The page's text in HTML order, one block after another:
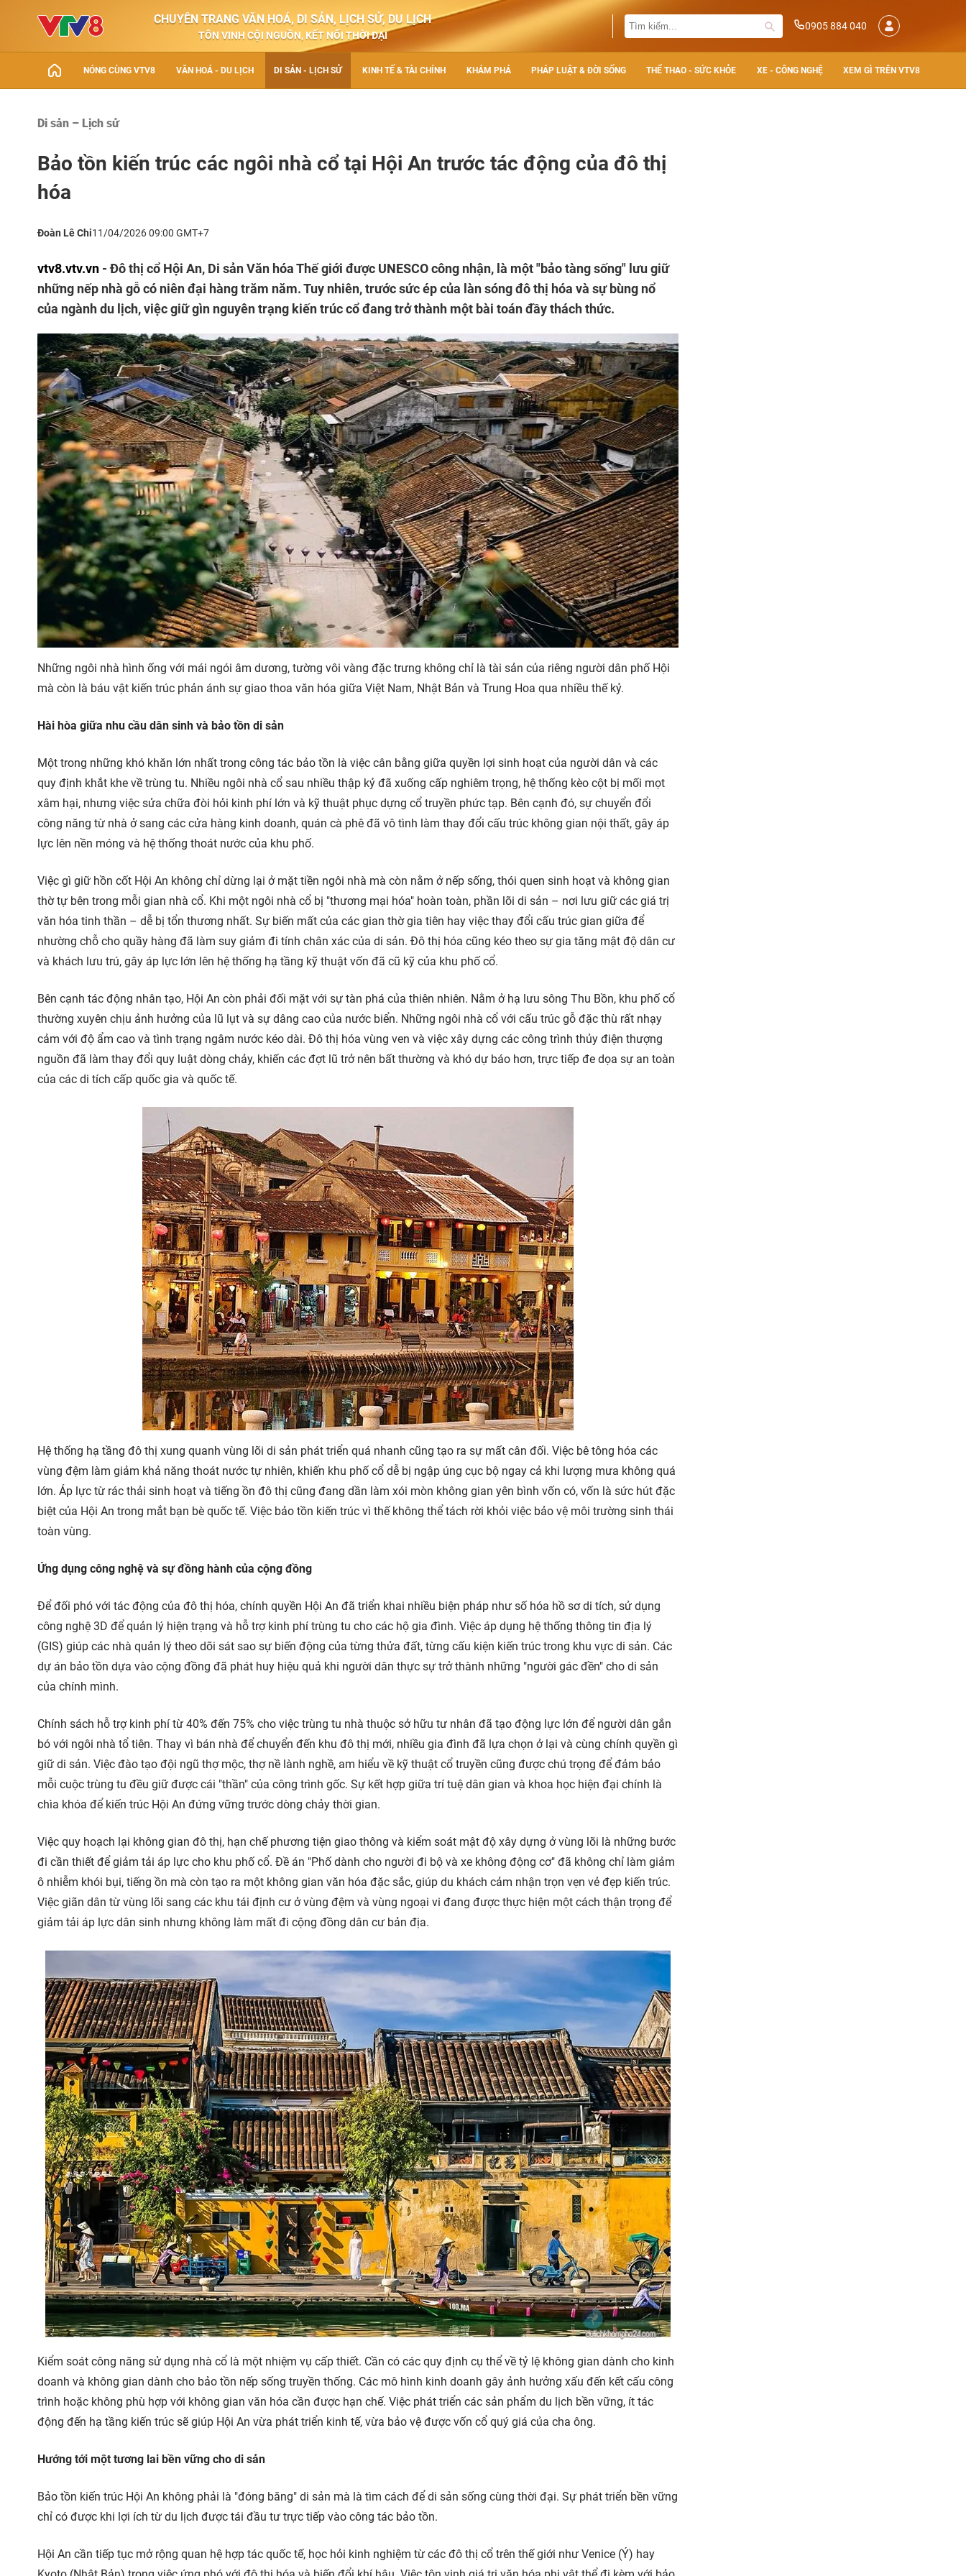
CHUYÊN TRANG VĂN HOÁ, DI SẢN, LỊCH SỬ, DU LỊCH
TÔN VINH CỘI NGUỒN, KẾT NỐI THỜI ĐẠI
0905 884 040
NÓNG CÙNG VTV8 VĂN HOÁ - DU LỊCH DI SẢN - LỊCH SỬ KINH TẾ & TÀI CHÍNH KHÁM PHÁ PHÁP LUẬT & ĐỜI SỐNG THỂ THAO - SỨC KHỎE XE - CÔNG NGHỆ XEM GÌ TRÊN VTV8
Di sản – Lịch sử
Bảo tồn kiến trúc các ngôi nhà cổ tại Hội An trước tác động của đô thị
hóa
Đoàn Lê Chi11/04/2026 09:00 GMT+7
vtv8.vtv.vn - Đô thị cổ Hội An, Di sản Văn hóa Thế giới được UNESCO công nhận, là một "bảo tàng sống" lưu giữ
những nếp nhà gỗ có niên đại hàng trăm năm. Tuy nhiên, trước sức ép của làn sóng đô thị hóa và sự bùng nổ
của ngành du lịch, việc giữ gìn nguyên trạng kiến trúc cổ đang trở thành một bài toán đầy thách thức.
Những ngôi nhà hình ống với mái ngói âm dương, tường vôi vàng đặc trưng không chỉ là tài sản của riêng người dân phố Hội
mà còn là báu vật kiến trúc phản ánh sự giao thoa văn hóa giữa Việt Nam, Nhật Bản và Trung Hoa qua nhiều thế kỷ.
Hài hòa giữa nhu cầu dân sinh và bảo tồn di sản
Một trong những khó khăn lớn nhất trong công tác bảo tồn là việc cân bằng giữa quyền lợi sinh hoạt của người dân và các
quy định khắt khe về trùng tu. Nhiều ngôi nhà cổ sau nhiều thập kỷ đã xuống cấp nghiêm trọng, hệ thống kèo cột bị mối mọt
xâm hại, nhưng việc sửa chữa đòi hỏi kinh phí lớn và kỹ thuật phục dựng cổ truyền phức tạp. Bên cạnh đó, sự chuyển đổi
công năng từ nhà ở sang các cửa hàng kinh doanh, quán cà phê đã vô tình làm thay đổi cấu trúc không gian nội thất, gây áp
lực lên nền móng và hệ thống thoát nước của khu phố.
Việc gì giữ hồn cốt Hội An không chỉ dừng lại ở mặt tiền ngôi nhà mà còn nằm ở nếp sống, thói quen sinh hoạt và không gian
thờ tự bên trong mỗi gian nhà cổ. Khi một ngôi nhà cổ bị "thương mại hóa" hoàn toàn, phần lõi di sản – nơi lưu giữ các giá trị
văn hóa tinh thần – dễ bị tổn thương nhất. Sự biến mất của các gian thờ gia tiên hay việc thay đổi cấu trúc gian giữa để
nhường chỗ cho quầy hàng đã làm suy giảm đi tính chân xác của di sản. Đô thị hóa cũng kéo theo sự gia tăng mật độ dân cư
và khách lưu trú, gây áp lực lớn lên hệ thống hạ tầng kỹ thuật vốn đã cũ kỹ của khu phố cổ.
Bên cạnh tác động nhân tạo, Hội An còn phải đối mặt với sự tàn phá của thiên nhiên. Nằm ở hạ lưu sông Thu Bồn, khu phố cổ
thường xuyên chịu ảnh hưởng của lũ lụt và sự dâng cao của nước biển. Những ngôi nhà cổ với cấu trúc gỗ đặc thù rất nhạy
cảm với độ ẩm cao và tình trạng ngâm nước kéo dài. Đô thị hóa vùng ven và việc xây dựng các công trình thủy điện thượng
nguồn đã làm thay đổi quy luật dòng chảy, khiến các đợt lũ trở nên bất thường và khó dự báo hơn, trực tiếp đe dọa sự an toàn
của các di tích cấp quốc gia và quốc tế.
Hệ thống hạ tầng đô thị xung quanh vùng lõi di sản phát triển quá nhanh cũng tạo ra sự mất cân đối. Việc bê tông hóa các
vùng đệm làm giảm khả năng thoát nước tự nhiên, khiến khu phố cổ dễ bị ngập úng cục bộ ngay cả khi lượng mưa không quá
lớn. Áp lực từ rác thải sinh hoạt và tiếng ồn đô thị cũng đang dần làm xói mòn không gian yên bình vốn có, vốn là sức hút đặc
biệt của Hội An trong mắt bạn bè quốc tế. Việc bảo tồn kiến trúc vì thế không thể tách rời khỏi việc bảo vệ môi trường sinh thái
toàn vùng.
Ứng dụng công nghệ và sự đồng hành của cộng đồng
Để đối phó với tác động của đô thị hóa, chính quyền Hội An đã triển khai nhiều biện pháp như số hóa hồ sơ di tích, sử dụng
công nghệ 3D để quản lý hiện trạng và hỗ trợ kinh phí trùng tu cho các hộ gia đình. Việc áp dụng hệ thống thông tin địa lý
(GIS) giúp các nhà quản lý theo dõi sát sao sự biến động của từng thửa đất, từng cấu kiện kiến trúc trong khu vực di sản. Các
dự án bảo tồn dựa vào cộng đồng đã phát huy hiệu quả khi người dân thực sự trở thành những "người gác đền" cho di sản
của chính mình.
Chính sách hỗ trợ kinh phí từ 40% đến 75% cho việc trùng tu nhà thuộc sở hữu tư nhân đã tạo động lực lớn để người dân gắn
bó với ngôi nhà tổ tiên. Thay vì bán nhà để chuyển đến khu đô thị mới, nhiều gia đình đã lựa chọn ở lại và cùng chính quyền gì
giữ di sản. Việc đào tạo đội ngũ thợ mộc, thợ nề lành nghề, am hiểu về kỹ thuật cổ truyền cũng được chú trọng để đảm bảo
mỗi cuộc trùng tu đều giữ được cái "thần" của công trình gốc. Sự kết hợp giữa trí tuệ dân gian và khoa học hiện đại chính là
chìa khóa để kiến trúc Hội An đứng vững trước dòng chảy thời gian.
Việc quy hoạch lại không gian đô thị, hạn chế phương tiện giao thông và kiểm soát mật độ xây dựng ở vùng lõi là những bước
đi cần thiết để giảm tải áp lực cho khu phố cổ. Đề án "Phố dành cho người đi bộ và xe không động cơ" đã không chỉ làm giảm
ô nhiễm khói bụi, tiếng ồn mà còn tạo ra một không gian văn hóa đặc sắc, giúp du khách cảm nhận trọn vẹn vẻ đẹp kiến trúc.
Việc giãn dân từ vùng lõi sang các khu tái định cư ở vùng đệm và vùng ngoại vi đang được thực hiện một cách thận trọng để
giảm tải áp lực dân sinh nhưng không làm mất đi cộng đồng dân cư bản địa.
Kiểm soát công năng sử dụng nhà cổ là một nhiệm vụ cấp thiết. Cần có các quy định cụ thể về tỷ lệ không gian dành cho kinh
doanh và không gian dành cho bảo tồn nếp sống truyền thống. Các mô hình kinh doanh gây ảnh hưởng xấu đến kết cấu công
trình hoặc không phù hợp với không gian văn hóa cần được hạn chế. Việc phát triển các sản phẩm du lịch bền vững, ít tác
động đến hạ tầng kiến trúc sẽ giúp Hội An vừa phát triển kinh tế, vừa bảo vệ được vốn cổ quý giá của cha ông.
Hướng tới một tương lai bền vững cho di sản
Bảo tồn kiến trúc Hội An không phải là "đóng băng" di sản mà là tìm cách để di sản sống cùng thời đại. Sự phát triển bền vững
chỉ có được khi lợi ích từ du lịch được tái đầu tư trực tiếp vào công tác bảo tồn.
Hội An cần tiếp tục mở rộng quan hệ hợp tác quốc tế, học hỏi kinh nghiệm từ các đô thị cổ trên thế giới như Venice (Ý) hay